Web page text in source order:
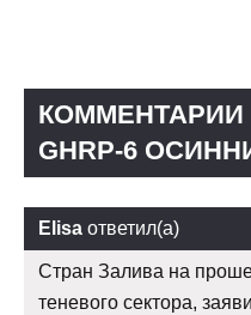
КОММЕНТАРИИ
GHRP-6
Elisa ответил(а)
Стран Залива на
теневого сектора,